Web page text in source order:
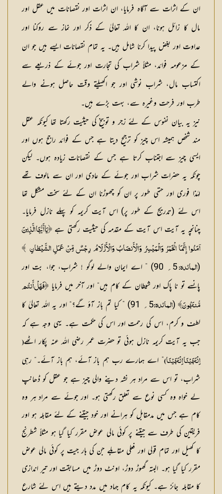
ان کے اثرات سے آگاہ فرمایا، ان اثرات اور نقصانات میں عقل اور
مال کا زائل ہونا، ان کا اللہ تعالیٰ کے ذکر اور نماز سے روکنا اور
عداوت اور بغض پیدا کرنا شامل ہیں۔ یہ تمام نقصانات ایسے ہیں جو ان
کے مزعومہ فوائد، مثلاً شراب کی تجارت اور جوئے کے ذریعے سے
اکتساب مال، شراب نوشی اور جو اکھیلتے وقت حاصل ہونے والے
طرب اور فرحت وغیرہ سے، بہت بڑے ہیں۔
نیز یہ بیان نفوس کے لئے زجر و توبیخ کی حیثیت رکھتا تھا کیونکہ عقل
مند شخص ہمیشہ اس چیز کو ترجیح دیتا ہے جس کے فوائد راجح ہوں اور
ایسی چیز سے اجتناب کرتا ہے جس کے نقصانات زیادہ ہوں۔ لیکن
چونکہ یہ حضرات شراب اور جوئے کے عادی اور ان سے مالوف تھے
لہٰذا فوری اور حتمی طور پر ان کو چھوڑنا ان کے لئے سخت مشکل تھا
اس لئے (تدریج کے طور پر) اس آیت کریمہ کو پہلے نازل فرمایا۔
چنانچہ یہ آیت اس آیت کے مقدمہ کی حیثیت رکھتی ہے ﴿يَا أَيُّهَا الَّذِينَ
آمَنُوا إِنَّمَا الْخَمْرُ وَالْمَيْسِرُ وَالْأَنصَابُ وَالْأَزْلَامُ رِجْسٌ مِّنْ عَمَلِ الشَّيْطَانِ ﴾
(المائدہ:
5؍ 90) ” اے ایمان والے لوگو ! شراب، جوا، بت اور
پانسے تو نا پاک اور شیطان کے کام ہیں“ اور آخر میں فرمایا ﴿فَهَلْ أَنتُم
مُّنتَهُونَ﴾(المائدہ:
5؍ 91) ” کیا تم باز آؤ گے؟“ اور یہ اللہ تعالیٰ کا
لطف و کرم، اس کی رحمت اور اس کی حکمت ہے۔ یہی وجہ ہے کہ
جب یہ آیت کریمہ نازل ہوئی تو حضرت عمر رضی اللہ عنہ پکار اٹھے(
اِنْتَهَيْنَااِنْتَهَيْنَا)” اے ہمارے رب ہم باز آئے، ہم باز آئے۔“ رہی
شراب، تو اس سے مراد ہر نشہ دینے والی چیز ہے جو عقل کو ڈھانپ
لے خواہ وہ کسی نوع سے تعلق رکھتی ہو۔ اور جوئے سے مراد ہر وہ
کام ہے جس میں مدمقابل کو ہرانے اور خود جیتنے کے لئے مقابلہ ہو اور
فریقین کی طرف سے جیتنے پر کوئی مالی عوض مقرر کیا گیا ہو مثلاً شطرنج
کا کھیل اور تمام قولی اور فعلی مقابلے جن کی ہار جیت پر کوئی مالی عوض
مقرر کیا گیا ہو۔ البتہ گھوڑ دوڑ، اونٹ دوڑ میں مسابقت اور تیر اندازی
کا مقابلہ جائز ہے۔ کیونکہ یہ کام جہاد میں مدد دیتے ہیں اس لئے شارع